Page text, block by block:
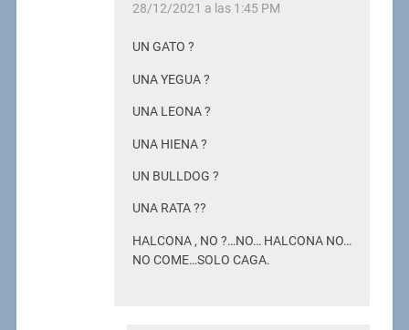
28/12/2021 a las 1:45 PM
UN GATO ?
UNA YEGUA ?
UNA LEONA ?
UNA HIENA ?
UN BULLDOG ?
UNA RATA ??
HALCONA , NO ?…NO… HALCONA NO…
NO COME…SOLO CAGA.